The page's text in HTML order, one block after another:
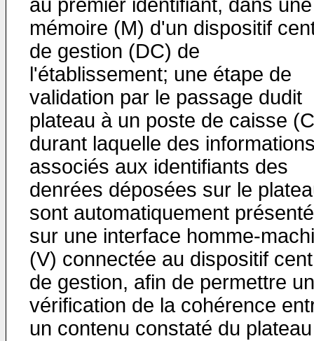
au premier identifiant, dans une
mémoire (M) d'un dispositif
de gestion (DC) de
l'établissement; une étape de
validation par le passage dudit
plateau à un poste de caisse
durant laquelle des
associés aux identifiants des
denrées déposées sur le
sont automatiquement
sur une interface homme-
(V) connectée au dispositif
de gestion, afin de permettre
vérification de la cohérence
un contenu constaté du